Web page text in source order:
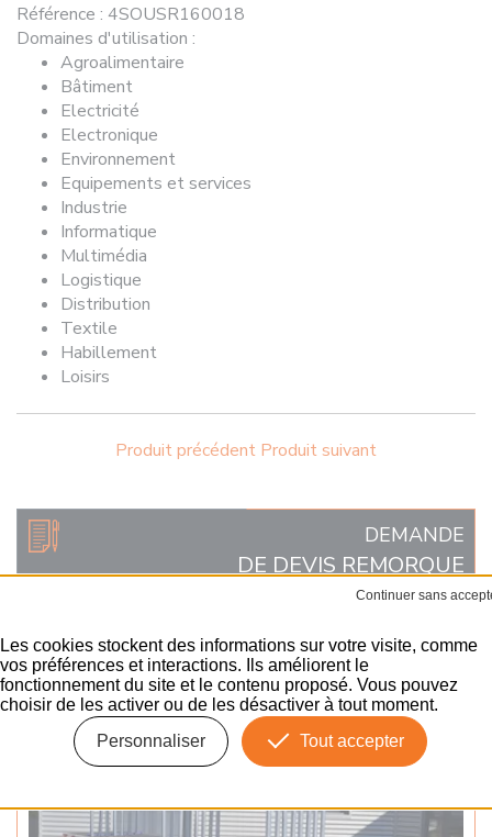
Référence : 4SOUSR160018
Domaines d'utilisation :
Agroalimentaire
Bâtiment
Electricité
Electronique
Environnement
Equipements et services
Industrie
Informatique
Multimédia
Logistique
Distribution
Textile
Habillement
Loisirs
Produit précédent Produit suivant
DEMANDE
DE DEVIS REMORQUE
REMORQUES SPÉCIALES
Remorque
Les cookies stockent des informations sur votre visite, comme
vos préférences et interactions. Ils améliorent le
fonctionnement du site et le contenu proposé. Vous pouvez
choisir de les activer ou de les désactiver à tout moment.
Tout accepter
Personnaliser